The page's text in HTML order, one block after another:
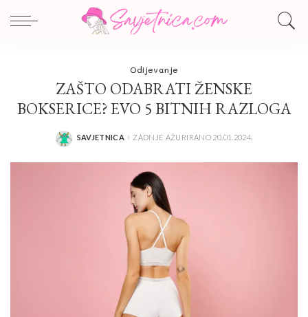
Odijevanje
ZAŠTO ODABRATI ŽENSKE
BOKSERICE? EVO 5 BITNIH RAZLOGA
POSTED
SAVJETNICA ZADNJE AŽURIRANO 20.01.2024.